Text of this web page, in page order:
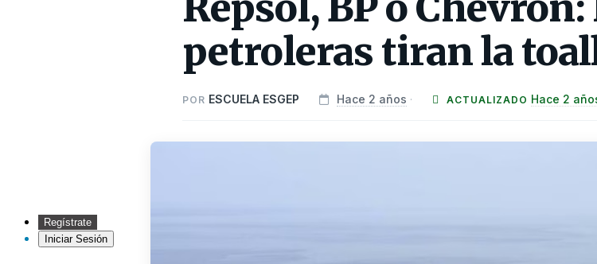
Regístrate
Iniciar Sesión
petroleras tiran la
POR ESCUELA ESGEP Hace 2 años · ACTUALIZADO Hace 2